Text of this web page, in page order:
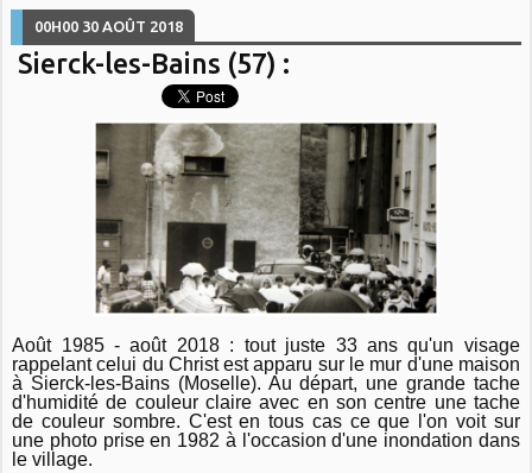
00H00 30 AOÛT 2018
Sierck-les-Bains (57) :
Août 1985 - août 2018 : tout juste 33 ans qu'un visage
rappelant celui du Christ est apparu sur le mur d'une maison
à Sierck-les-Bains (Moselle). Au départ, une grande tache
d'humidité de couleur claire avec en son centre une tache
de couleur sombre. C'est en tous cas ce que l'on voit sur
une photo prise en 1982 à l'occasion d'une inondation dans
le village.